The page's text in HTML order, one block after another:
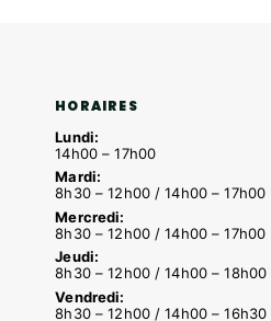
HORAIRES
Lundi:
14h00 – 17h00
Mardi:
8h30 – 12h00 / 14h00 – 17h00
Mercredi:
8h30 – 12h00 / 14h00 – 17h00
Jeudi:
8h30 – 12h00 / 14h00 – 18h00
Vendredi:
8h30 – 12h00 / 14h00 – 16h30